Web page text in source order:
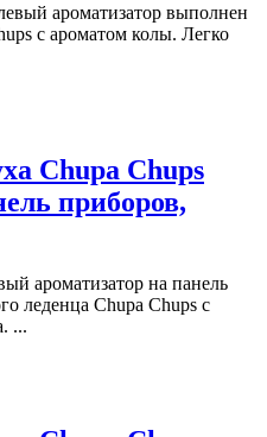
ароматизатор выполнен
с ароматом колы. Легко
Chupa Chups
приборов,
ароматизатор на панель
леденца Chupa Chups с
...